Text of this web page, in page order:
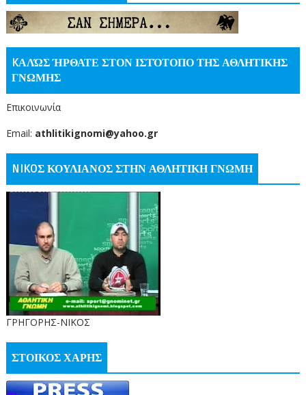
KΑΛΏΣ ΉΡΘΑΤΕ ΣΤΟΝ ΙΣΤΌΤΟΠΟ ΤΗΣ ΑΘΛΗΤΙΚΗΣ
ΓΝΩΜΗΣ
Επικοινωνία
Email: athlitikignomi@yahoo.gr
NIKOΣ ΚΟΥΛΙΑΝΟΣ ΣΤΗΝ ΑΘΛΗΤΙΚΗ ΓΝΩΜΗ
ΓΡΗΓΟΡΗΣ-ΝΙΚΟΣ
ΣΤΟΙΚΟΣ ΧΑΡΗΣ